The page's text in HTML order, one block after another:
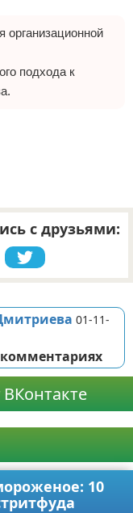
подхода к
с друзьями:
01-11-
10